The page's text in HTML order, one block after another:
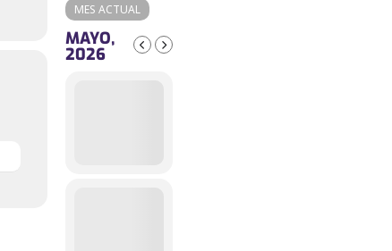
MES ACTUAL
MAYO,
2026